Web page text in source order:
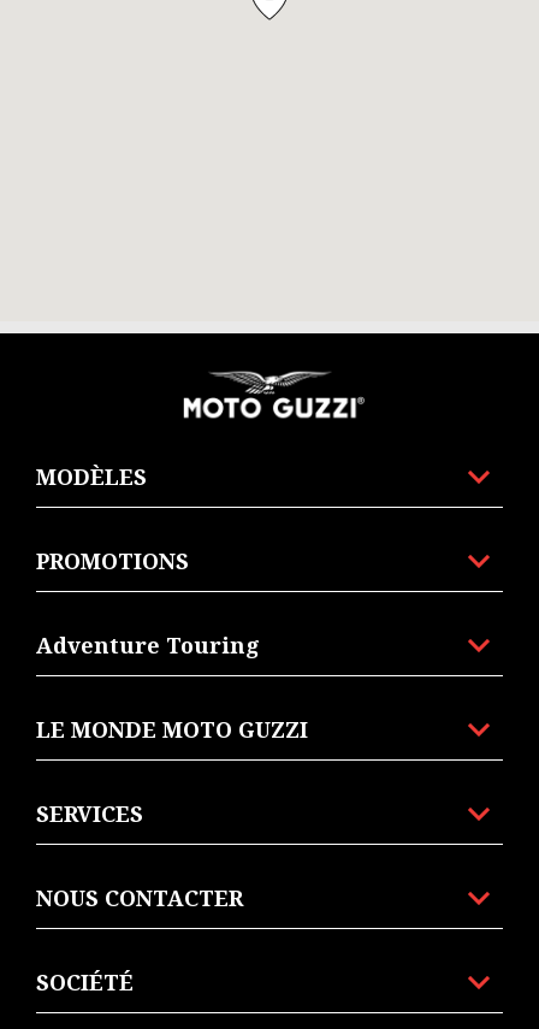
MODÈLES
PROMOTIONS
Adventure Touring
LE MONDE MOTO GUZZI
SERVICES
NOUS CONTACTER
SOCIÉTÉ